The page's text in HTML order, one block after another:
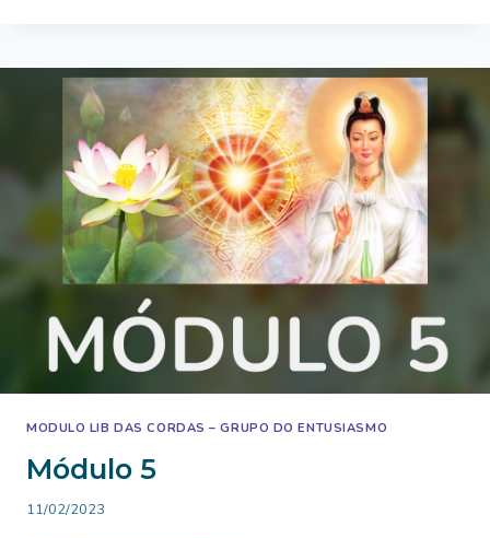
MODULO LIB DAS CORDAS – GRUPO DO ENTUSIASMO
Módulo 5
By
11/02/2023